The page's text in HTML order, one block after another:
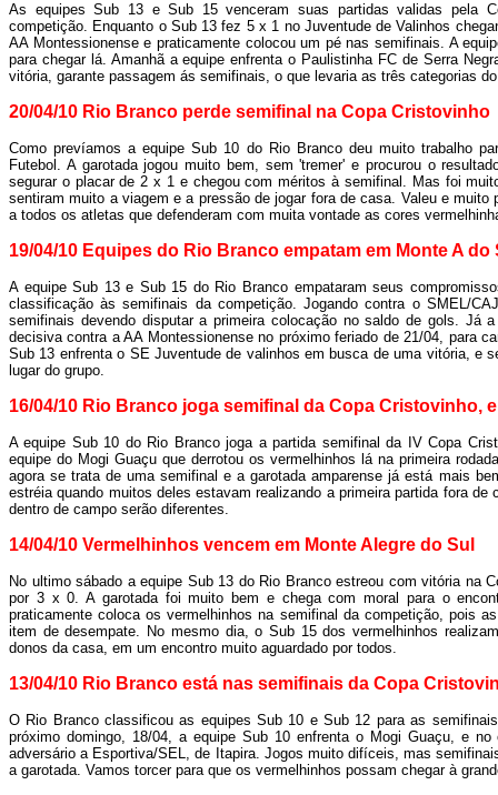
As equipes Sub 13 e Sub 15 venceram suas partidas validas pela
competição. Enquanto o Sub 13 fez 5 x 1 no Juventude de Valinhos
AA Montessionense e praticamente colocou um pé nas semifinais. A
para chegar lá. Amanhã a equipe enfrenta o Paulistinha FC de Serra
vitória, garante passagem ás semifinais, o que levaria as três categorias
20/04/10 Rio Branco perde semifinal na Copa Cristovinho
Como prevíamos a equipe Sub 10 do Rio Branco deu muito trabalho
Futebol. A garotada jogou muito bem, sem 'tremer' e procurou o
segurar o placar de 2 x 1 e chegou com méritos à semifinal. Mas foi
sentiram muito a viagem e a pressão de jogar fora de casa. Valeu e
a todos os atletas que defenderam com muita vontade as cores
19/04/10 Equipes do Rio Branco empatam em Monte A do
A equipe Sub 13 e Sub 15 do Rio Branco empataram seus
classificação às semifinais da competição. Jogando contra o SMEL/
semifinais devendo disputar a primeira colocação no saldo de gols.
decisiva contra a AA Montessionense no próximo feriado de 21/04, para
Sub 13 enfrenta o SE Juventude de valinhos em busca de uma vitória, e
lugar do grupo.
16/04/10 Rio Branco joga semifinal da Copa Cristovinho,
A equipe Sub 10 do Rio Branco joga a partida semifinal da IV Copa
equipe do Mogi Guaçu que derrotou os vermelhinhos lá na primeira
agora se trata de uma semifinal e a garotada amparense já está mais
estréia quando muitos deles estavam realizando a primeira partida fora
dentro de campo serão diferentes.
14/04/10 Vermelhinhos vencem em Monte Alegre do Sul
No ultimo sábado a equipe Sub 13 do Rio Branco estreou com vitória na
por 3 x 0. A garotada foi muito bem e chega com moral para o
praticamente coloca os vermelhinhos na semifinal da competição, pois
item de desempate. No mesmo dia, o Sub 15 dos vermelhinhos
donos da casa, em um encontro muito aguardado por todos.
13/04/10 Rio Branco está nas semifinais da Copa
O Rio Branco classificou as equipes Sub 10 e Sub 12 para as
próximo domingo, 18/04, a equipe Sub 10 enfrenta o Mogi Guaçu, e
adversário a Esportiva/SEL, de Itapira. Jogos muito difíceis, mas
a garotada. Vamos torcer para que os vermelhinhos possam chegar à